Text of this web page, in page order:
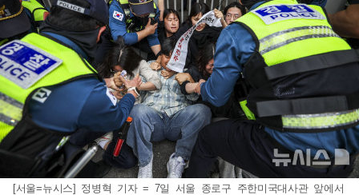
[서울=뉴시스] 정병혁 기자 = 7일 서울 종로구 주한미국대사관 앞에서